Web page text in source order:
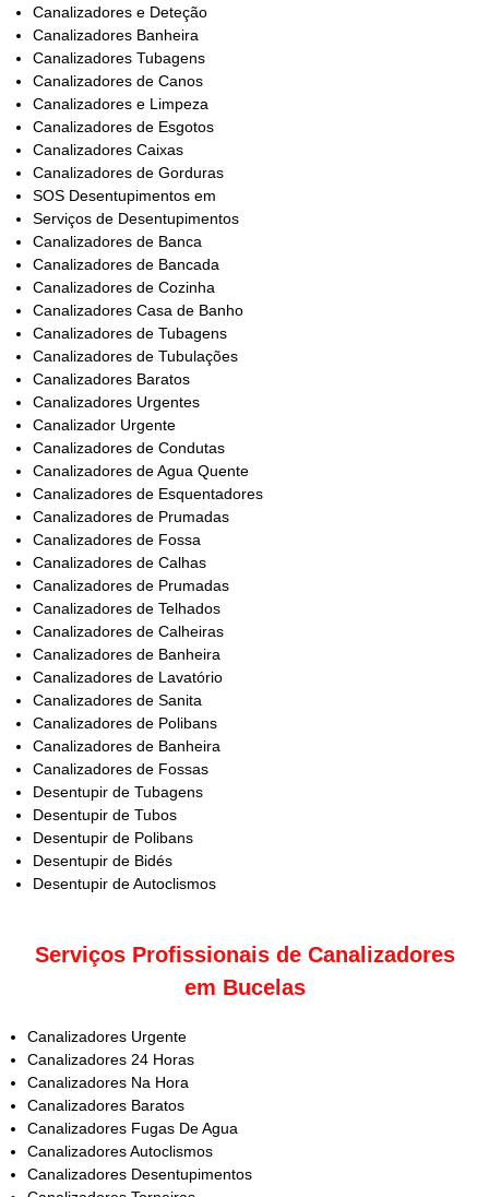
Canalizadores e Deteção
Canalizadores Banheira
Canalizadores Tubagens
Canalizadores de Canos
Canalizadores e Limpeza
Canalizadores de Esgotos
Canalizadores Caixas
Canalizadores de Gorduras
SOS Desentupimentos em
Serviços de Desentupimentos
Canalizadores de Banca
Canalizadores de Bancada
Canalizadores de Cozinha
Canalizadores Casa de Banho
Canalizadores de Tubagens
Canalizadores de Tubulações
Canalizadores Baratos
Canalizadores Urgentes
Canalizador Urgente
Canalizadores de Condutas
Canalizadores de Agua Quente
Canalizadores de Esquentadores
Canalizadores de Prumadas
Canalizadores de Fossa
Canalizadores de Calhas
Canalizadores de Prumadas
Canalizadores de Telhados
Canalizadores de Calheiras
Canalizadores de Banheira
Canalizadores de Lavatório
Canalizadores de Sanita
Canalizadores de Polibans
Canalizadores de Banheira
Canalizadores de Fossas
Desentupir de Tubagens
Desentupir de Tubos
Desentupir de Polibans
Desentupir de Bidés
Desentupir de Autoclismos
Serviços Profissionais de Canalizadores
em Bucelas
Canalizadores Urgente
Canalizadores 24 Horas
Canalizadores Na Hora
Canalizadores Baratos
Canalizadores Fugas De Agua
Canalizadores Autoclismos
Canalizadores Desentupimentos